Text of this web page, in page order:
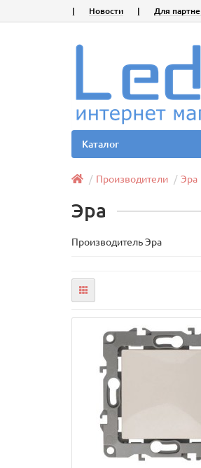
| Новости | Для
Каталог
Производители Эра
Эра
Производитель Эра